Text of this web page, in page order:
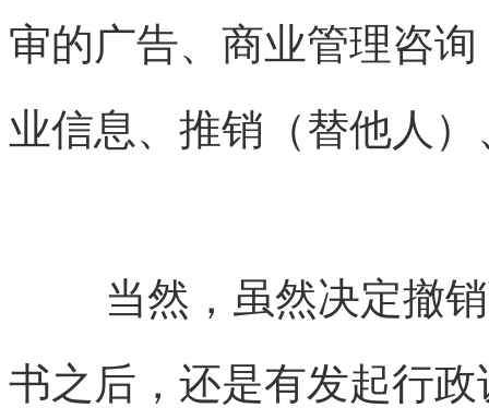
审的广告、商业管理咨
业信息、推销（替他人
当然，虽然决定撤
书之后，还是有发起行